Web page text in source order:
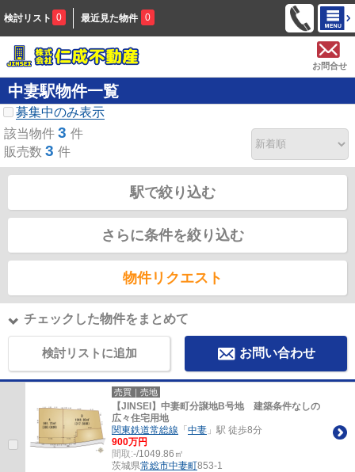
検討リスト 0 最近見た物件 0
お問合せ
中妻駅物件一覧
募集中のみ表示
該当物件 3 件
販売数 3 件
駅で絞り込む
さらに条件を絞り込む
物件リクエスト
チェックした物件をまとめて
検討リストに追加 お問い合わせ
売買｜売地
【JINSEI】中妻町分譲地B号地 建築条件なしの
広々住宅用地
関東鉄道常総線 「 中妻 」駅 徒歩8分
900万円
間取:-/1049.86㎡
茨城県常総市中妻町853-1